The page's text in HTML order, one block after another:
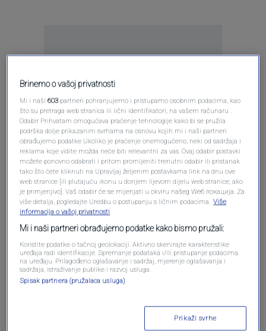
Oglas
Oglas
Brinemo o vašoj privatnosti
Mi i naši603 partneri pohranjujemo i pristupamo osobnim podacima, kao
što su pretraga web stranica ili lični identifikatori, na vašem računaru .
Odabir Prihvatam omogućava praćenje tehnologije kako bi se pružila
podrška dolje prikazanim svrhama na osnovu kojih mi i naši partneri
obrađujemo podatke Ukoliko je praćenje onemogućeno, neki od sadržaja i
reklama koje vidite možda neće biti relevantni za vas. Ovaj odabir postavki
možete ponovno odabrati i pritom promijeniti trenutni odabir ili pristanak
tako što ćete kliknuti na Upravljaj željenim postavkama link na dnu ove
web stranice [ili plutajuću ikonu u donjem lijevom dijelu web stranice, ako
je primjenjivo]. Vaš odabir će se mijenjati u okviru našeg Wеб локација. Za
više detalja, pogledajte Uredbu o postupanju s ličnim podacima. Više
informacija o vašoj privatnosti
Mi i naši partneri obrađujemo podatke kako bismo pružali:
Koristite podatke o tačnoj geolokaciji. Aktivno skenirajte karakteristike
uređaja radi identifikacije. Spremanje podataka i/ili pristupanje podacima
na uređaju. Prilagođeno oglašavanje i sadržaj, mjerenje oglašavanja i
sadržaja, istraživanje publike i razvoj usluga.
Spisak partnera (pružalaca usluga)
Prikaži svrhe